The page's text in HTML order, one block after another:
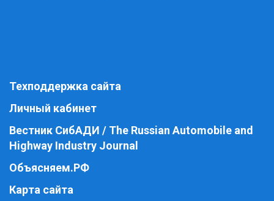
Техподдержка сайта
Личный кабинет
Вестник СибАДИ / The Russian Automobile and
Highway Industry Journal
Объясняем.РФ
Карта сайта